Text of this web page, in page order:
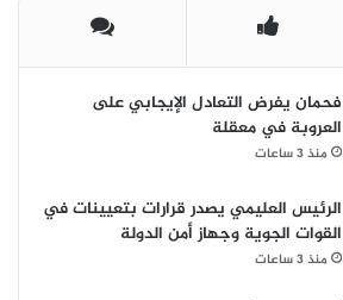
فحمان يفرض التعادل الإيجابي على
العروبة في معقلة
منذ 3 ساعات
الرئيس العليمي يصدر قرارات بتعيينات في
القوات الجوية وجهاز أمن الدولة
منذ 3 ساعات